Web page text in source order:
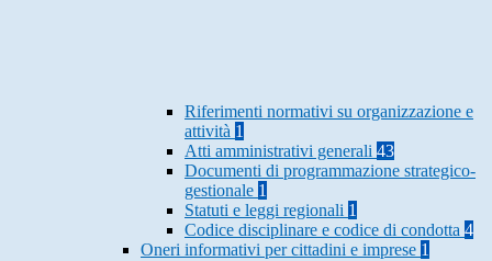
Riferimenti normativi su organizzazione e
attività 1
Atti amministrativi generali 43
Documenti di programmazione strategico-
gestionale 1
Statuti e leggi regionali 1
Codice disciplinare e codice di condotta 4
Oneri informativi per cittadini e imprese 1